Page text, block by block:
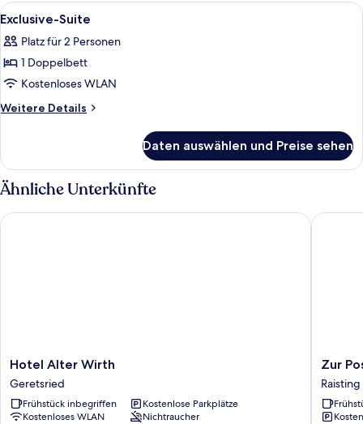
Alle
Fotos
für
Exclusive-
Suite
anzeigen
Ein modernes Hotelzimmer mit Sofa,
10
Exclusive-Suite
Platz für 2 Personen
1 Doppelbett
Kostenloses WLAN
Weitere Details
Weitere
Suite
Daten auswählen und Preise sehen
Ähnliche Unterkünfte
Hotel
Alter
Wirth
Geretsried
Hotel Alter Wirth
Geretsried
Frühstück inbegriffen
Kostenlose Parkplätze
Kostenloses WLAN
Nichtraucher
Hotel Alter Wirth
Zur
Post
Gasthof
Raisting
Zur
Raisting
Zur